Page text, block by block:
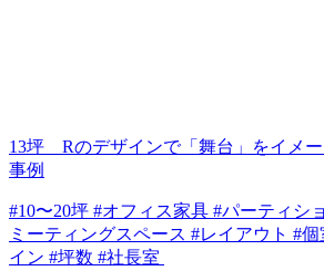
13坪 Rのデザインで「舞台」をイメー
事例
#10〜20坪 #オフィス家具 #パーティシ
ミーティングスペース #レイアウト #
イン #坪数 #社長室